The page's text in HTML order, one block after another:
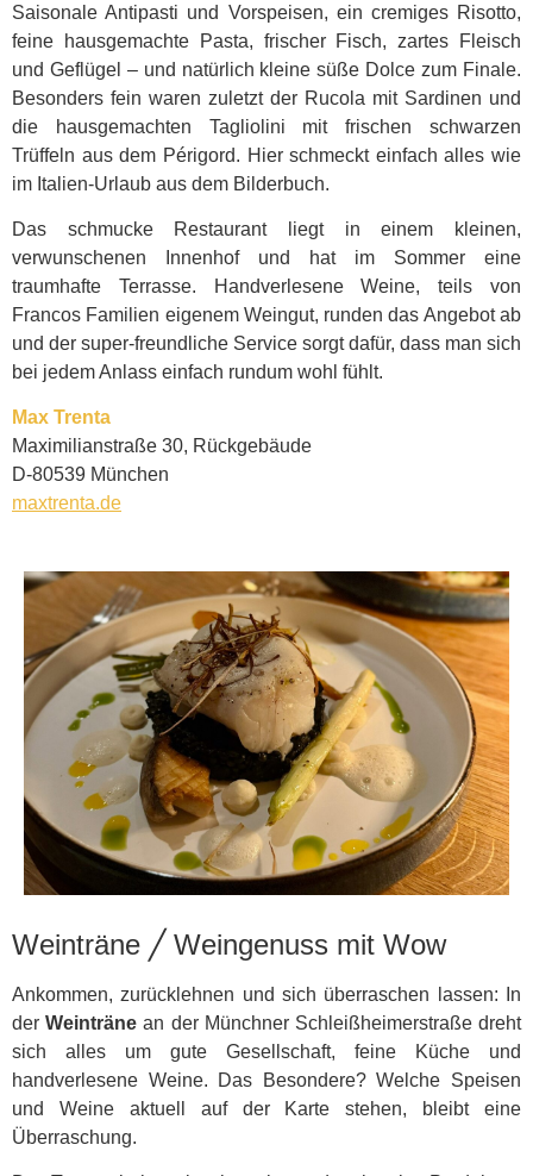
Saisonale Antipasti und Vorspeisen, ein cremiges Risotto,
feine hausgemachte Pasta, frischer Fisch, zartes Fleisch
und Geflügel – und natürlich kleine süße Dolce zum Finale.
Besonders fein waren zuletzt der Rucola mit Sardinen und
die hausgemachten Tagliolini mit frischen schwarzen
Trüffeln aus dem Périgord. Hier schmeckt einfach alles wie
im Italien-Urlaub aus dem Bilderbuch.
Das schmucke Restaurant liegt in einem kleinen,
verwunschenen Innenhof und hat im Sommer eine
traumhafte Terrasse. Handverlesene Weine, teils von
Francos Familien eigenem Weingut, runden das Angebot ab
und der super-freundliche Service sorgt dafür, dass man sich
bei jedem Anlass einfach rundum wohl fühlt.
Max Trenta
Maximilianstraße 30, Rückgebäude
D-80539 München
maxtrenta.de
Weinträne ╱ Weingenuss mit Wow
Ankommen, zurücklehnen und sich überraschen lassen: In
derWeinträne an der Münchner Schleißheimerstraße dreht
sich alles um gute Gesellschaft, feine Küche und
handverlesene Weine. Das Besondere? Welche Speisen
und Weine aktuell auf der Karte stehen, bleibt eine
Überraschung.